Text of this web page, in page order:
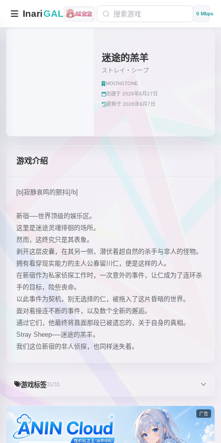
InariGAL 0 Mbps
迷途的羔羊
ストレイ・シープ
MOONSTONE
创建于 2026年6月27日
更新于 2026年8月7日
游戏介绍
[b]寂静哀鸣的颤抖[/b]
新宿──世界顶级的娱乐区。
这里是迷途灵魂徘徊的场所。
然而，这终究只是其表象。
剥开这层皮囊，在其另一侧，潜伏着超自然的杀手与非人的怪物。
拥有看穿现实能力的主人公春留川仁，便是这样的人。
在新宿作为私家侦探工作时，一次意外的事件，让仁成为了连环杀
手的目标，险些丧命。
以此事件为契机，别无选择的仁，被拖入了这片昏暗的世界。
面对着接连不断的事件，以及数个全新的邂逅。
通过它们，他最终将直面那段已被遗忘的，关于自身的真相。
Stray Sheep──迷途的羔羊。
我们这位新宿的非人侦探，也同样迷失着。
游戏标签31/31
广告